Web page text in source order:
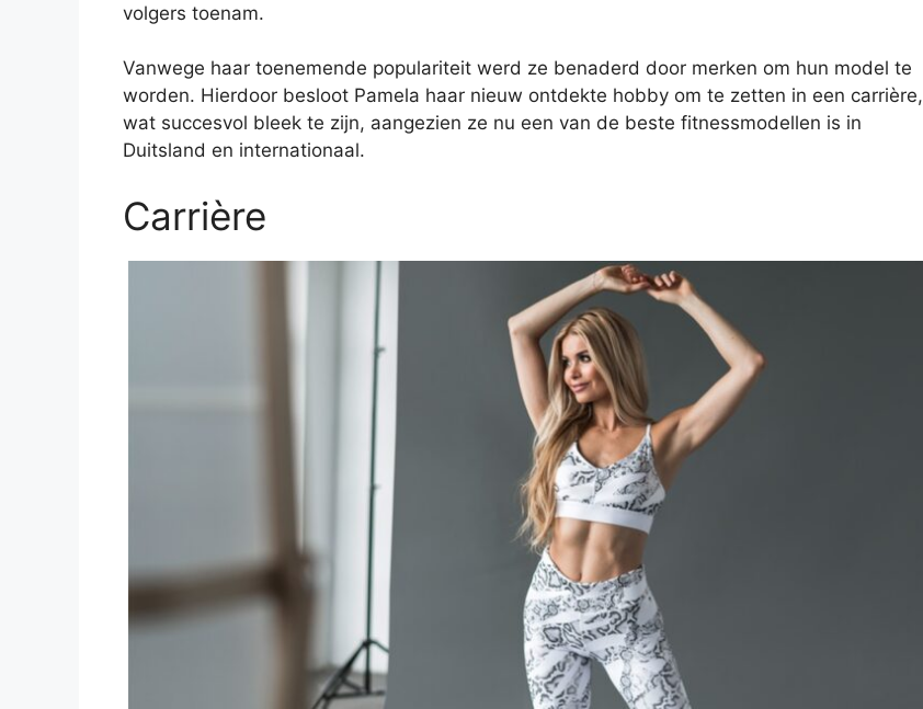
volgers toenam.
Vanwege haar toenemende populariteit werd ze benaderd door merken om hun model te
worden. Hierdoor besloot Pamela haar nieuw ontdekte hobby om te zetten in een carrière,
wat succesvol bleek te zijn, aangezien ze nu een van de beste fitnessmodellen is in
Duitsland en internationaal.
Carrière